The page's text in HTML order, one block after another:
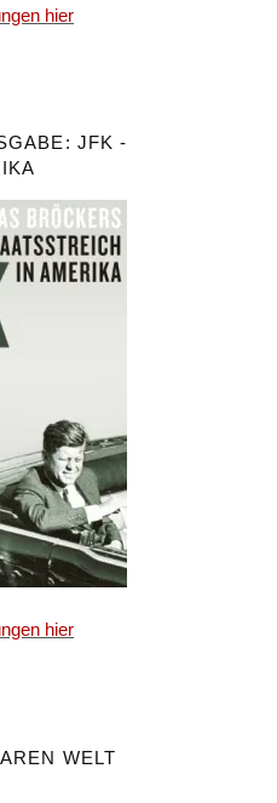
hier
JFK -
hier
WELT